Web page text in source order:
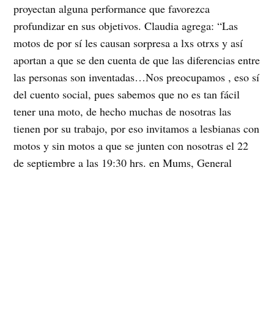
proyectan alguna performance que favorezca
profundizar en sus objetivos. Claudia agrega: “Las
motos de por sí les causan sorpresa a lxs otrxs y así
aportan a que se den cuenta de que las diferencias entre
las personas son inventadas…Nos preocupamos , eso sí
del cuento social, pues sabemos que no es tan fácil
tener una moto, de hecho muchas de nosotras las
tienen por su trabajo, por eso invitamos a lesbianas con
motos y sin motos a que se junten con nosotras el 22
de septiembre a las 19:30 hrs. en Mums, General